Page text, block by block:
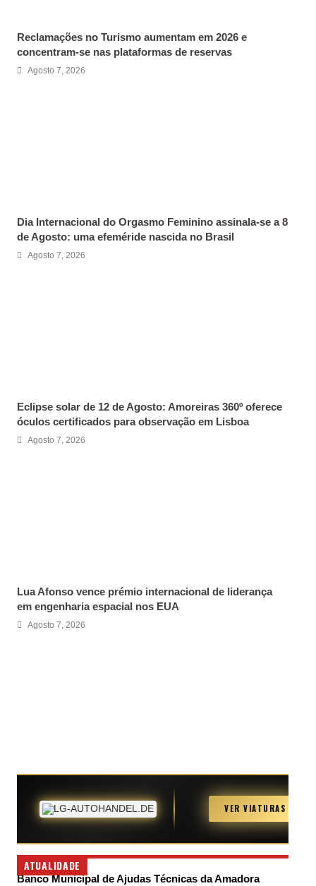
Reclamações no Turismo aumentam em 2026 e
concentram-se nas plataformas de reservas
Agosto 7, 2026
Dia Internacional do Orgasmo Feminino assinala-se a 8
de Agosto: uma efeméride nascida no Brasil
Agosto 7, 2026
Eclipse solar de 12 de Agosto: Amoreiras 360º oferece
óculos certificados para observação em Lisboa
Agosto 7, 2026
Lua Afonso vence prémio internacional de liderança
em engenharia espacial nos EUA
Agosto 7, 2026
IMPORTAÇÃO
AUTOMÓVEL
ALEMANHA
da Alemanha, sem intermediários · Mais de500 viaturas
VER VIATURAS
ATUALIDADE
Banco Municipal de Ajudas Técnicas da Amadora